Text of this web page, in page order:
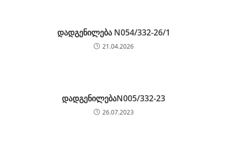
დადგენილება N054/332-26/1
21.04.2026
დადგენილებაN005/332-23
26.07.2023